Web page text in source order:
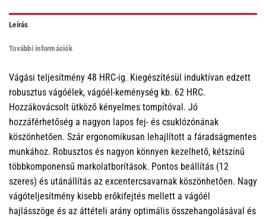
Leírás
További információk
Vágási teljesítmény 48 HRC-ig. Kiegészítésül induktívan edzett
robusztus vágóélek, vágóél-keménység kb. 62 HRC.
Hozzákovácsolt ütköző kényelmes tompítóval. Jó
hozzáférhetőség a nagyon lapos fej- és csuklózónának
köszönhetően. Szár ergonomikusan lehajlított a fáradságmentes
munkához. Robusztos és nagyon könnyen kezelhető, kétszínű
többkomponensű markolatborítások. Pontos beállítás (12
szeres) és utánállítás az excentercsavarnak köszönhetően. Nagy
vágóteljesítmény kisebb erőkifejtés mellett a vágóél
hajlásszöge és az áttételi arány optimális összehangolásával és